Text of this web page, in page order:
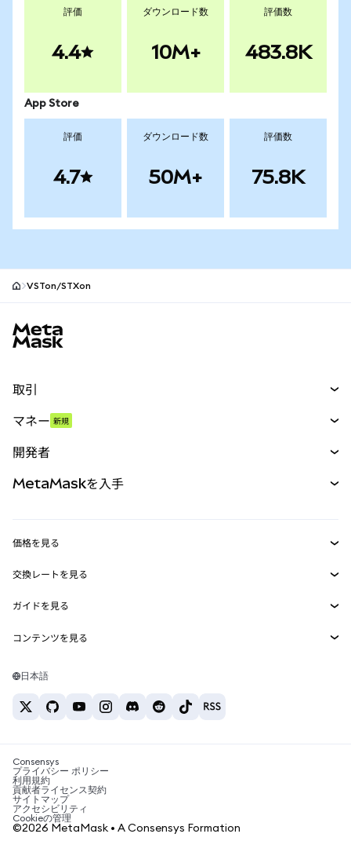
評価
4.4
ダウンロード数
10M+
評価数
483.8K
App Store
評価
4.7
ダウンロード数
50M+
評価数
75.8K
VSTon/STXon
取引
パーペチュアル
RWA
マネー 新規
開発者
MetaMask Connect
Snaps
Web3サービス
MetaMaskを入手
セキュリティ
サポート
キャリア
お問い合わせ
価格を見る
イーサリアムの価格
Solanaの価格
Tetherの価格
交換レートを見る
ETH→USD
USDT→INR
BTC→INR
ETH→USDT
ガイドを見る
ETHの購入
USDTの購入
SHIBの購入
BNBの購入
コンテンツを見る
Solanaウォレット
税制関連ニュース
暗号資産の購入方法は？
ビットコインを売るには？
日本語
Consensys
プライバシー ポリシー
利用規約
貢献者ライセンス契約
サイトマップ
アクセシビリティ
Cookieの管理
©2026 MetaMask • A Consensys Formation